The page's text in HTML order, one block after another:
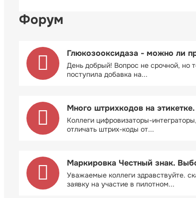
Форум
Глюкозооксидаза - можно ли
День добрый! Вопрос не срочной, но
поступила добавка на...
Много штрихкодов на
Коллеги цифровизаторы-
отличать штрих-коды от...
Маркировка Честный знак.
Уважаемые коллеги здравствуйте.
заявку на участие в пилотном...